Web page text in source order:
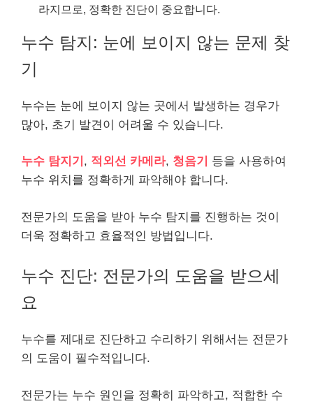
라지므로, 정확한 진단이 중요합니다.
누수 탐지: 눈에 보이지 않는 문제 찾
기
누수는 눈에 보이지 않는 곳에서 발생하는 경우가
많아, 초기 발견이 어려울 수 있습니다.
누수 탐지기 , 적외선 카메라, 청음기
등을 사용하여
누수 위치를 정확하게 파악해야 합니다.
전문가의 도움을 받아 누수 탐지를 진행하는 것이
더욱 정확하고 효율적인 방법입니다.
누수 진단: 전문가의 도움을 받으세
요
누수를 제대로 진단하고 수리하기 위해서는 전문가
의 도움이 필수적입니다.
전문가는 누수 원인을 정확히 파악하고, 적합한 수